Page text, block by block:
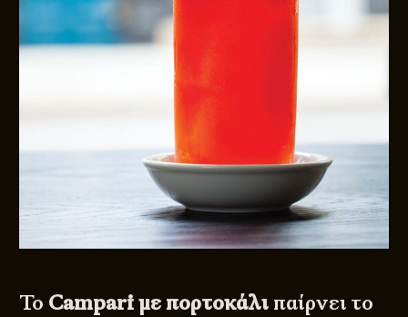
Το Campari με πορτοκάλι παίρνει το